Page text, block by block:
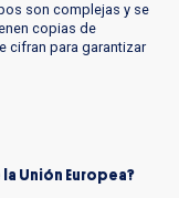
son complejas y se
copias de
cifran para garantizar
Unión Europea?